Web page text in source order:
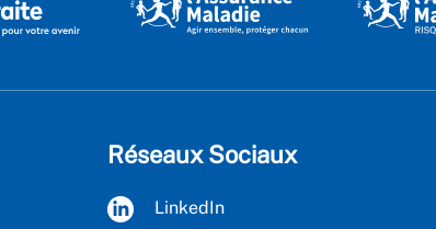
Réseaux Sociaux
LinkedIn